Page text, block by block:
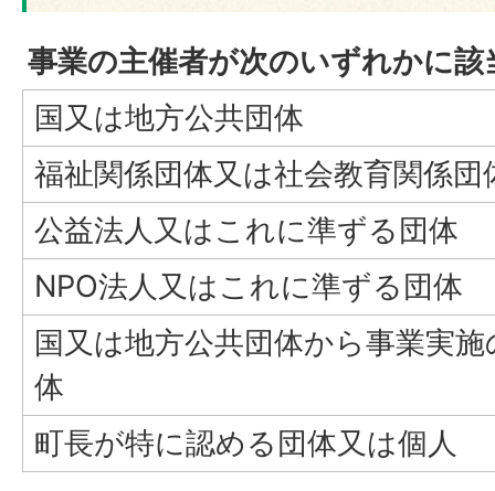
事業の主催者が次のいずれかに
国又は地方公共団体
福祉関係団体又は社会教育関係団
公益法人又はこれに準ずる団体
NPO法人又はこれに準ずる団体
国又は地方公共団体から事業実
体
町長が特に認める団体又は個人